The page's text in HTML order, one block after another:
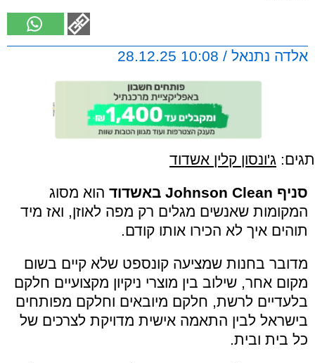
אלדה נתנאל / 10:08 28.12.25
תגים: ג'ונסון קלין אשדוד
סניף Johnson Clean באשדוד
הוא מסוג
המקומות שאנשים מגלים רק מפה לאוזן, ואז מיד
תוהים איך לא הכירו אותו קודם.
מדובר בחנות שמציעה קונספט שלא קיים בשום
מקום אחר, שילוב בין מוצרי ניקיון מקצועיים חלקם
בלעדיים לרשת, חלקם מיובאים וחלקם מפותחים
בישראל לבין התאמה אישית מדויקת לצרכים של
כל בית ובית.